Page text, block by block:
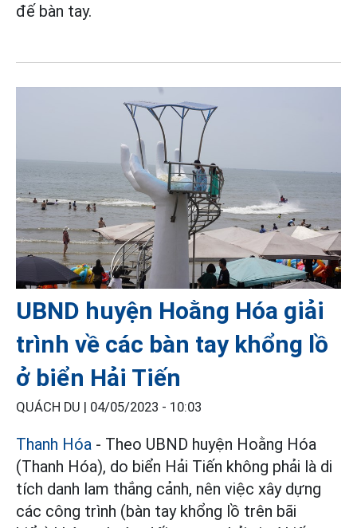
đế bàn tay.
UBND huyện Hoằng Hóa giải
trình về các bàn tay khổng lồ
ở biển Hải Tiến
QUÁCH DU | 04/05/2023 - 10:03
Thanh Hóa - Theo UBND huyện Hoằng Hóa
(Thanh Hóa), do biển Hải Tiến không phải là di
tích danh lam thắng cảnh, nên việc xây dựng
các công trình (bàn tay khổng lồ trên bãi